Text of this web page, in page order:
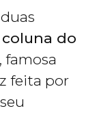
coluna do
famosa
feita por